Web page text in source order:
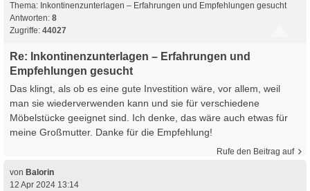
Thema: Inkontinenzunterlagen – Erfahrungen und Empfehlungen gesucht
Antworten: 8
Zugriffe: 44027
Re: Inkontinenzunterlagen – Erfahrungen und
Empfehlungen gesucht
Das klingt, als ob es eine gute Investition wäre, vor allem, weil
man sie wiederverwenden kann und sie für verschiedene
Möbelstücke geeignet sind. Ich denke, das wäre auch etwas für
meine Großmutter. Danke für die Empfehlung!
Rufe den Beitrag auf
von Balorin
12 Apr 2024 13:14